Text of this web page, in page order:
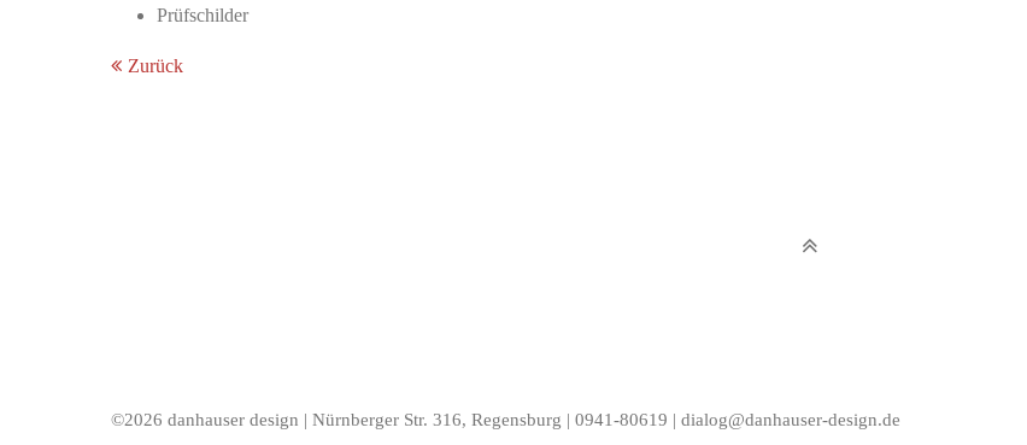
Prüfschilder
Zurück
©2026 danhauser design | Nürnberger Str. 316, Regensburg | 0941-80619 | dialog@danhauser-design.de